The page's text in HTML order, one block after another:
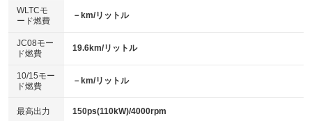
センターデフロック
：装備なし
電動格納ミラー
：装備あり
エアロ
：装備なし
ローダウン
：装備なし
ベンチシート
：装備なし
チップアップシート
：装備なし
WLTCモ
ード燃費
－km/リットル
JC08モー
ド燃費
19.6km/リットル
10/15モー
ド燃費
－km/リットル
最高出力 150ps(110kW)/4000rpm